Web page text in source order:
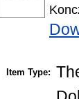
Item Type: